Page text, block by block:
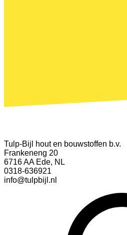
Tulp-Bijl hout en bouwstoffen b.v.
Frankeneng 20
6716 AA Ede, NL
0318-636921
info@tulpbijl.nl